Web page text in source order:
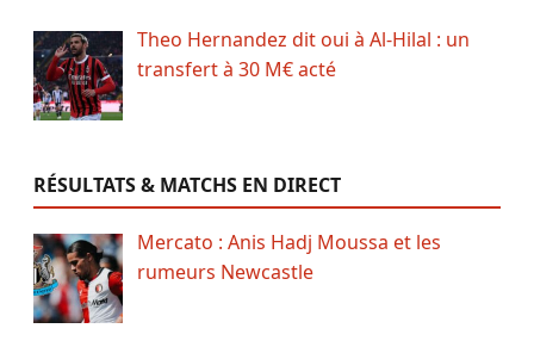
Theo Hernandez dit oui à Al-Hilal : un
transfert à 30 M€ acté
RÉSULTATS & MATCHS EN DIRECT
Mercato : Anis Hadj Moussa et les
rumeurs Newcastle